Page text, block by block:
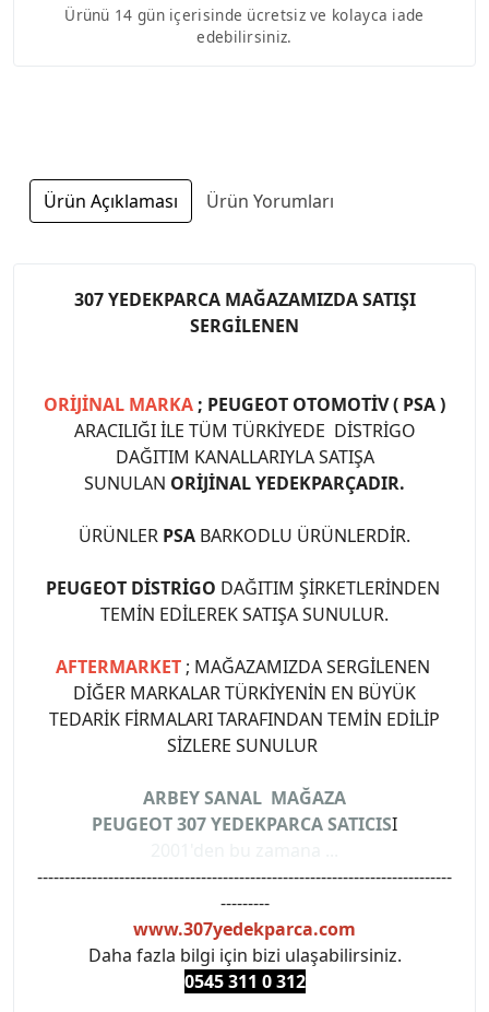
Ürünü 14 gün içerisinde ücretsiz ve kolayca iade
edebilirsiniz.
Ürün Açıklaması Ürün Yorumları
307 YEDEKPARCA MAĞAZAMIZDA SATIŞI
SERGİLENEN
ORİJİNAL MARKA ; PEUGEOT OTOMOTİV ( PSA )
ARACILIĞI İLE TÜM TÜRKİYEDE DİSTRİGO
DAĞITIM KANALLARIYLA SATIŞA
SUNULAN ORİJİNAL YEDEKPARÇADIR.
ÜRÜNLER PSA BARKODLU ÜRÜNLERDİR.
PEUGEOT DİSTRİGO DAĞITIM ŞİRKETLERİNDEN
TEMİN EDİLEREK SATIŞA SUNULUR.
AFTERMARKET ; MAĞAZAMIZDA SERGİLENEN
DİĞER MARKALAR TÜRKİYENİN EN BÜYÜK
TEDARİK FİRMALARI TARAFINDAN TEMİN EDİLİP
SİZLERE SUNULUR
ARBEY SANAL MAĞAZA
PEUGEOT 307 YEDEKPARCA SATICISI
----------------------------------------------------------------------------
---------
www.307yedekparca.com
Daha fazla bilgi için bizi ulaşabilirsiniz.
0545 311 0 312